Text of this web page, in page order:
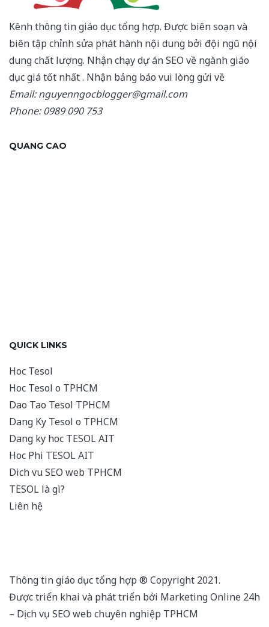
Kênh thông tin giáo dục tổng hợp. Được biên soạn và
biên tập chỉnh sửa phát hành nội dung bởi đội ngũ nội
dung chất lượng. Nhận chạy dự án SEO về ngành giáo
dục giá tốt nhất . Nhận bảng báo vui lòng gửi về
Email: nguyenngocblogger@gmail.com
Phone: 0989 090 753
QUANG CAO
QUICK LINKS
Hoc Tesol
Hoc Tesol o TPHCM
Dao Tao Tesol TPHCM
Dang Ky Tesol o TPHCM
Dang ky hoc TESOL AIT
Hoc Phi TESOL AIT
Dich vu SEO web TPHCM
TESOL là gì?
Liên hệ
Thông tin giáo dục tổng hợp ® Copyright 2021.
Được triển khai và phát triển bởi Marketing Online 24h
– Dịch vụ SEO web chuyên nghiệp TPHCM